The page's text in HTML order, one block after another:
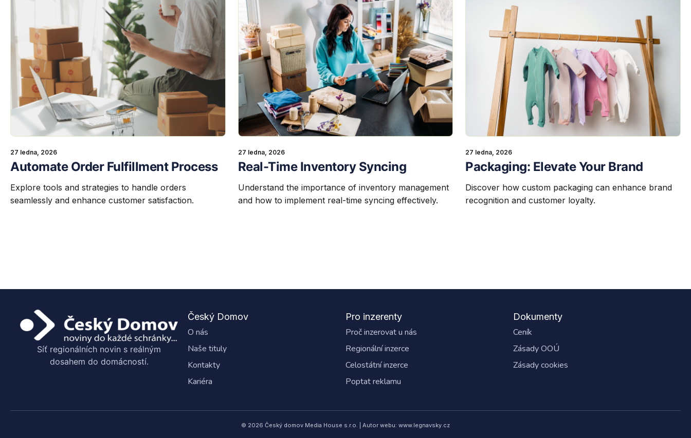
​Automate Order Fulfillment Process
27 ledna, 2026
Explore tools and strategies to handle orders
seamlessly and enhance customer satisfaction.
Real-Time Inventory Syncing
27 ledna, 2026
Understand the importance of inventory management
and how to implement real-time syncing effectively.
Packaging: Elevate Your Brand
27 ledna, 2026
Discover how custom packaging can enhance brand
recognition and customer loyalty.
Síť regionálních novin s reálným
dosahem do domácností.
Český Domov
O nás
Naše tituly
Kontakty
Kariéra
Pro inzerenty
Proč inzerovat u nás
Regionální inzerce
Celostátní inzerce
Poptat reklamu
Dokumenty
Ceník
Zásady OOÚ
Zásady cookies
© 2026 Český domov Media House s.r.o. | Autor webu: www.legnavsky.cz